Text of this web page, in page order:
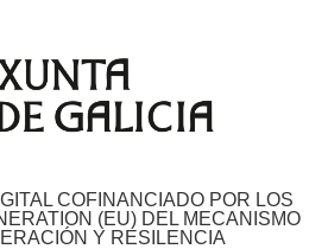
COFINANCIADO POR LOS
(EU) DEL MECANISMO
Y RESILENCIA